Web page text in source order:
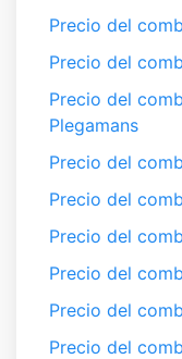
Precio del
Precio del
Precio del
Plegamans
Precio del
Precio del
Precio del
Precio del
Precio del
Precio del